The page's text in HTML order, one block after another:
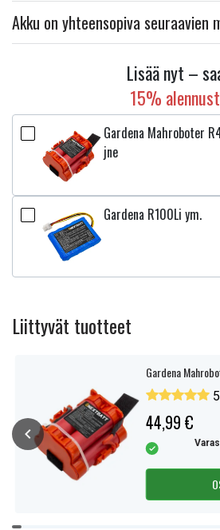
Akku on yhteensopiva seuraavien
Lisää nyt –
15%
Gardena Mahroboter
jne
Gardena R100Li ym.
Liittyvät tuotteet
Gardena
5
44,99 €
Item